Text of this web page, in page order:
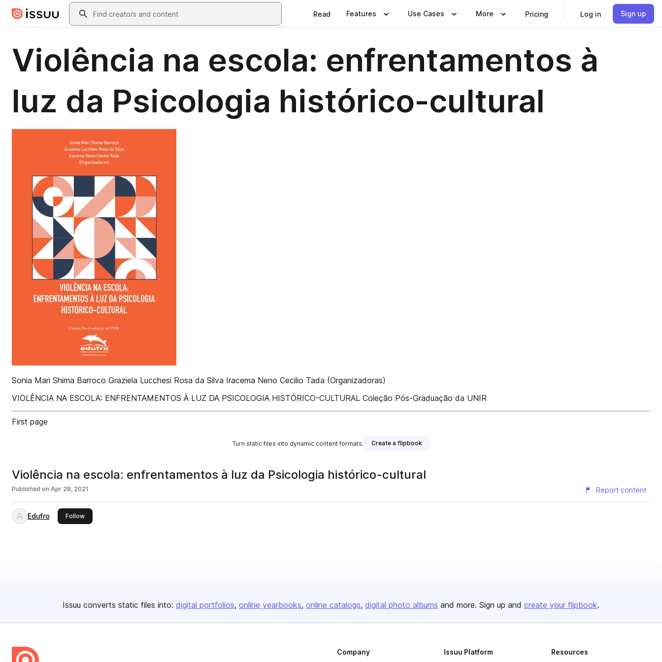
Skip to main contentSearch
Read Features Use Cases More Pricing Log in Sign up
Violência na escola: enfrentamentos à
luz da Psicologia histórico-cultural
Sonia Mari Shima Barroco Graziela Lucchesi Rosa da Silva Iracema Neno Cecilio Tada (Organizadoras)
VIOLÊNCIA NA ESCOLA: ENFRENTAMENTOS À LUZ DA PSICOLOGIA HISTÓRICO-CULTURAL Coleção Pós-Graduação da UNIR
First page
Turn static files into dynamic content formats. Create a flipbook
Violência na escola: enfrentamentos à luz da Psicologia histórico-cultural
Published on Apr 28, 2021 Report content
Edufro Followthis publisher
Issuu converts static files into: digital portfolios online yearbooks online catalogs digital photo albums and more. Sign up and create your flipbook.
Company Issuu Platform Resources